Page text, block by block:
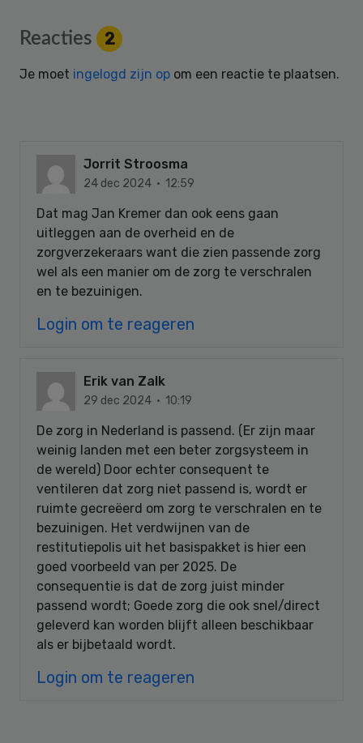
Reader
Interactions
Reacties 2
Je moet ingelogd zijn op om een reactie te plaatsen.
Jorrit Stroosma
24 dec 2024 · 12:59
Dat mag Jan Kremer dan ook eens gaan
uitleggen aan de overheid en de
zorgverzekeraars want die zien passende zorg
wel als een manier om de zorg te verschralen
en te bezuinigen.
Login om te reageren
Erik van Zalk
29 dec 2024 · 10:19
De zorg in Nederland is passend. (Er zijn maar
weinig landen met een beter zorgsysteem in
de wereld) Door echter consequent te
ventileren dat zorg niet passend is, wordt er
ruimte gecreëerd om zorg te verschralen en te
bezuinigen. Het verdwijnen van de
restitutiepolis uit het basispakket is hier een
goed voorbeeld van per 2025. De
consequentie is dat de zorg juist minder
passend wordt; Goede zorg die ook snel/direct
geleverd kan worden blijft alleen beschikbaar
als er bijbetaald wordt.
Login om te reageren